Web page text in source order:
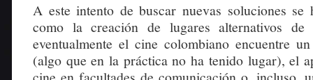
A este intento de buscar nuevas soluciones se
como la creación de lugares alternativos de
eventualmente el cine colombiano encuentre
(algo que en la práctica no ha tenido lugar), el